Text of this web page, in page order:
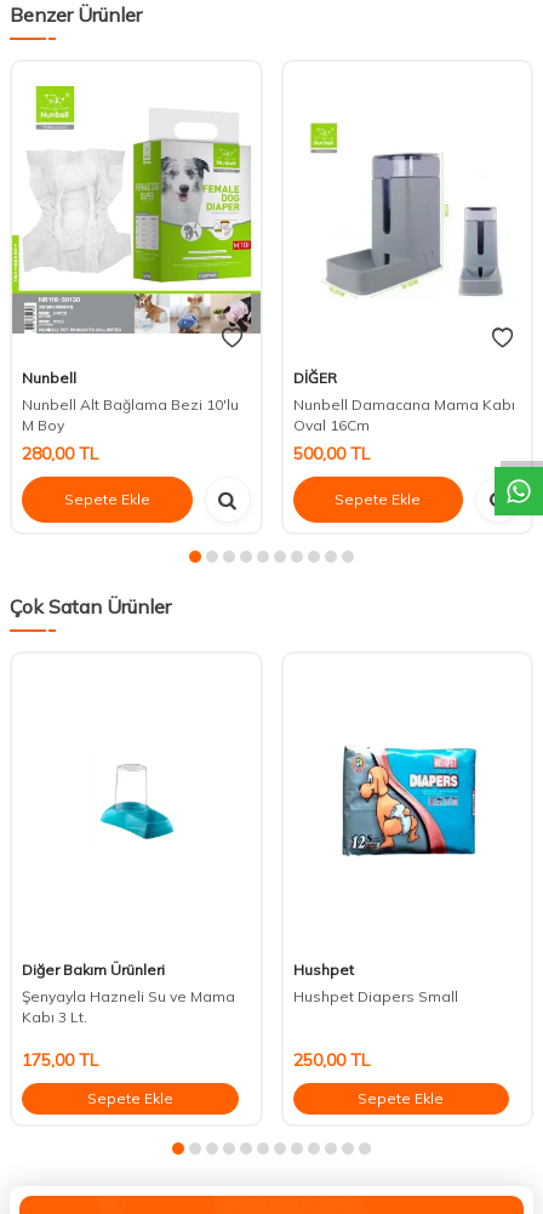
DESTEK
Benzer Ürünler
Nunbell
Nunbell Alt Bağlama Bezi 10'lu
M Boy
280,00TL
Sepete Ekle
DİĞER
Nunbell Damacana Mama Kabı
Oval 16Cm
500,00TL
Sepete Ekle
Çok Satan Ürünler
Diğer Bakım Ürünleri
Şenyayla Hazneli Su ve Mama
Kabı 3 Lt.
175,00TL
Sepete Ekle
Hushpet
Hushpet Diapers Small
250,00TL
Sepete Ekle